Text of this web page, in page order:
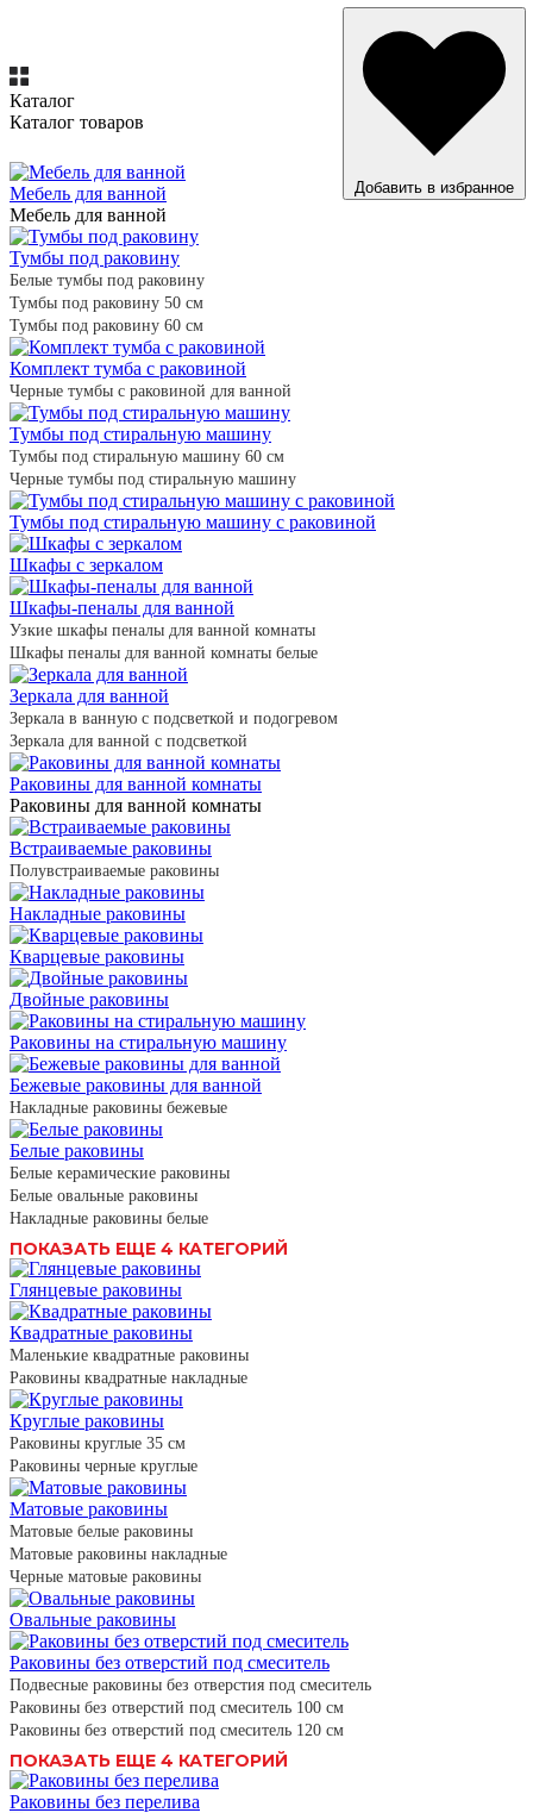
Каталог
Каталог товаров
ВСЕ ТОВАРЫ
Мебель для ванной
Мебель для ванной
Тумбы под раковину
Белые тумбы под раковину
Тумбы под раковину 50 см
Тумбы под раковину 60 см
Комплект тумба с раковиной
Черные тумбы с раковиной для ванной
Тумбы под стиральную машину
Тумбы под стиральную машину 60 см
Черные тумбы под стиральную машину
Тумбы под стиральную машину с раковиной
Шкафы с зеркалом
Шкафы-пеналы для ванной
Узкие шкафы пеналы для ванной комнаты
Шкафы пеналы для ванной комнаты белые
Зеркала для ванной
Зеркала в ванную с подсветкой и подогревом
Зеркала для ванной с подсветкой
Раковины для ванной комнаты
Раковины для ванной комнаты
Встраиваемые раковины
Полувстраиваемые раковины
Накладные раковины
Кварцевые раковины
Двойные раковины
Раковины на стиральную машину
Бежевые раковины для ванной
Накладные раковины бежевые
Белые раковины
Белые керамические раковины
Белые овальные раковины
Накладные раковины белые
ПОКАЗАТЬ ЕЩЕ 4 КАТЕГОРИЙ
Глянцевые раковины
Квадратные раковины
Маленькие квадратные раковины
Раковины квадратные накладные
Круглые раковины
Раковины круглые 35 см
Раковины черные круглые
Матовые раковины
Матовые белые раковины
Матовые раковины накладные
Черные матовые раковины
Овальные раковины
Раковины без отверстий под смеситель
Подвесные раковины без отверстия под смеситель
Раковины без отверстий под смеситель 100 см
Раковины без отверстий под смеситель 120 см
ПОКАЗАТЬ ЕЩЕ 4 КАТЕГОРИЙ
Раковины без перелива
Добавить в избранное